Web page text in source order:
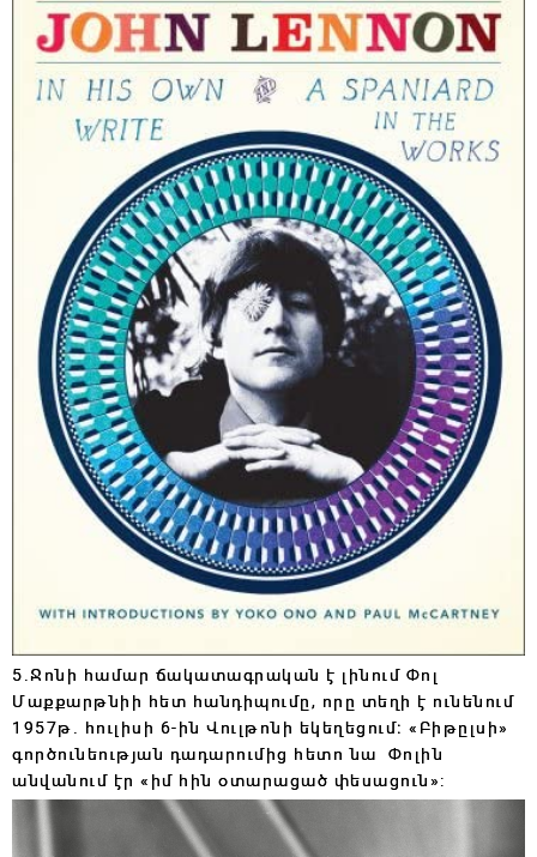
5.Ջոնի համար ճակատագրական է լինում Փոլ
Մաքքարթնիի հետ հանդիպումը, որը տեղի է ունենում
1957թ. հուլիսի 6-ին Վուլթոնի եկեղեցում։ «Բիթըլսի»
գործունեության դադարումից հետո նա Փոլին
անվանում էր «իմ հին օտարացած փեսացուն»: